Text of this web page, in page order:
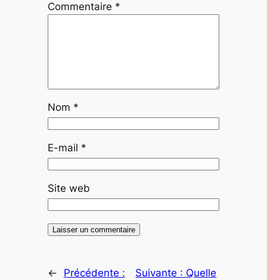
Commentaire *
Nom *
E-mail *
Site web
←
Précédente :
Suivante : Quelle